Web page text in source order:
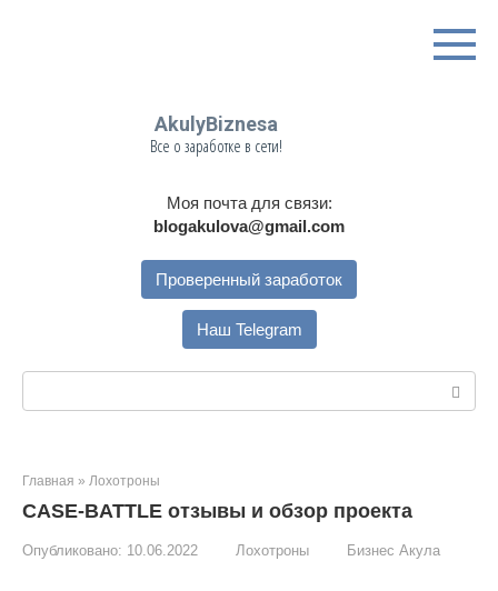
AkulyBiznesa
Все о заработке в сети!
Моя почта для связи:
blogakulova@gmail.com
Проверенный заработок
Наш Telegram
Главная » Лохотроны
CASE-BATTLE отзывы и обзор проекта
Опубликовано: 10.06.2022 Лохотроны Бизнес Акула